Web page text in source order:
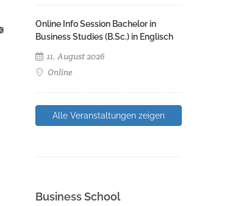
Online Info Session Bachelor in
Business Studies (B.Sc.) in Englisch
11. August 2026
Online
Alle Veranstaltungen zeigen
Business School